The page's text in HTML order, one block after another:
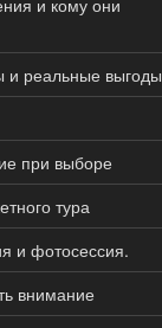
и кому они
и реальные выгоды
при выборе
тура
и фотосессия.
внимание